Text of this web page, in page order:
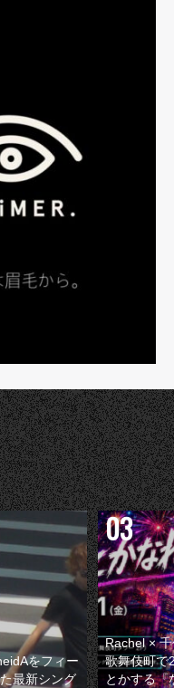
をフィー
最新シング
Rachel ×
歌舞伎町で
とかする『